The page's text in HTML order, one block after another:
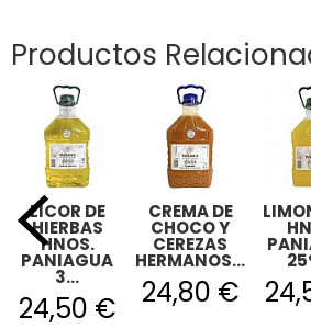
Productos
LICOR DE
HIERBAS
HNOS.
PANIAGUA
3...
24,50 €
CREMA DE
CHOCO Y
CEREZAS
HERMANOS...
24,80 €